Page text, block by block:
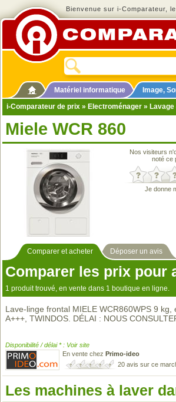
Bienvenue sur i-Comparateur,
Matériel informatique Image,
i-Comparateur de prix » Electroménager »
Miele WCR 860
Nos visiteurs
noté ce
Je donne
Comparer et acheter Déposer un avis
Comparer les prix pour
1 produit trouvé, en vente dans 1 boutique en ligne.
Lave-linge frontal MIELE WCR860WPS 9
A+++, TWINDOS. DÉLAI : NOUS
Disponibilité / délai * : Voir site
En vente chez Primo-ideo
20 avis sur ce
Les machines à laver